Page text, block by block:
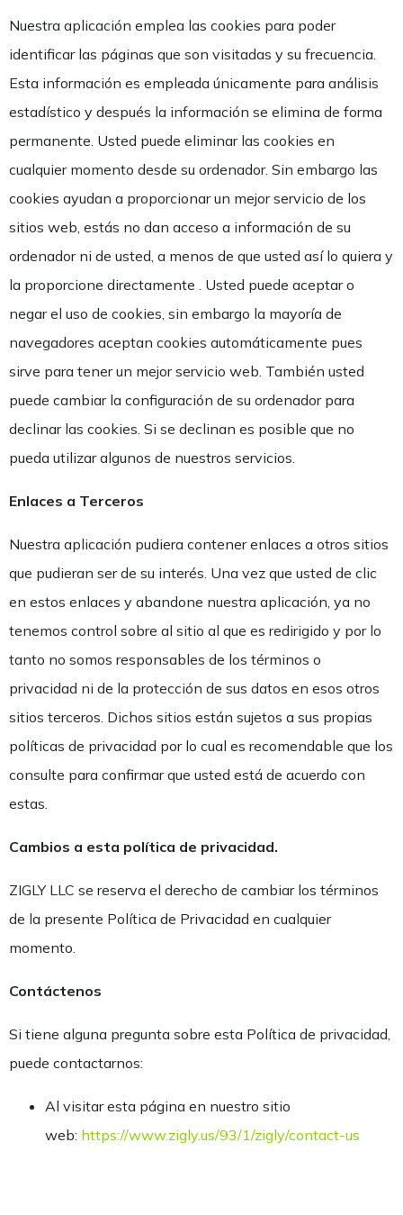
Nuestra aplicación emplea las cookies para poder
identificar las páginas que son visitadas y su frecuencia.
Esta información es empleada únicamente para análisis
estadístico y después la información se elimina de forma
permanente. Usted puede eliminar las cookies en
cualquier momento desde su ordenador. Sin embargo las
cookies ayudan a proporcionar un mejor servicio de los
sitios web, estás no dan acceso a información de su
ordenador ni de usted, a menos de que usted así lo quiera y
la proporcione directamente . Usted puede aceptar o
negar el uso de cookies, sin embargo la mayoría de
navegadores aceptan cookies automáticamente pues
sirve para tener un mejor servicio web. También usted
puede cambiar la configuración de su ordenador para
declinar las cookies. Si se declinan es posible que no
pueda utilizar algunos de nuestros servicios.
Enlaces a Terceros
Nuestra aplicación pudiera contener enlaces a otros sitios
que pudieran ser de su interés. Una vez que usted de clic
en estos enlaces y abandone nuestra aplicación, ya no
tenemos control sobre al sitio al que es redirigido y por lo
tanto no somos responsables de los términos o
privacidad ni de la protección de sus datos en esos otros
sitios terceros. Dichos sitios están sujetos a sus propias
políticas de privacidad por lo cual es recomendable que los
consulte para confirmar que usted está de acuerdo con
estas.
Cambios a esta política de privacidad.
ZIGLY LLC se reserva el derecho de cambiar los términos
de la presente Política de Privacidad en cualquier
momento.
Contáctenos
Si tiene alguna pregunta sobre esta Política de privacidad,
puede contactarnos:
Al visitar esta página en nuestro sitio
web: https://www.zigly.us/93/1/zigly/contact-us